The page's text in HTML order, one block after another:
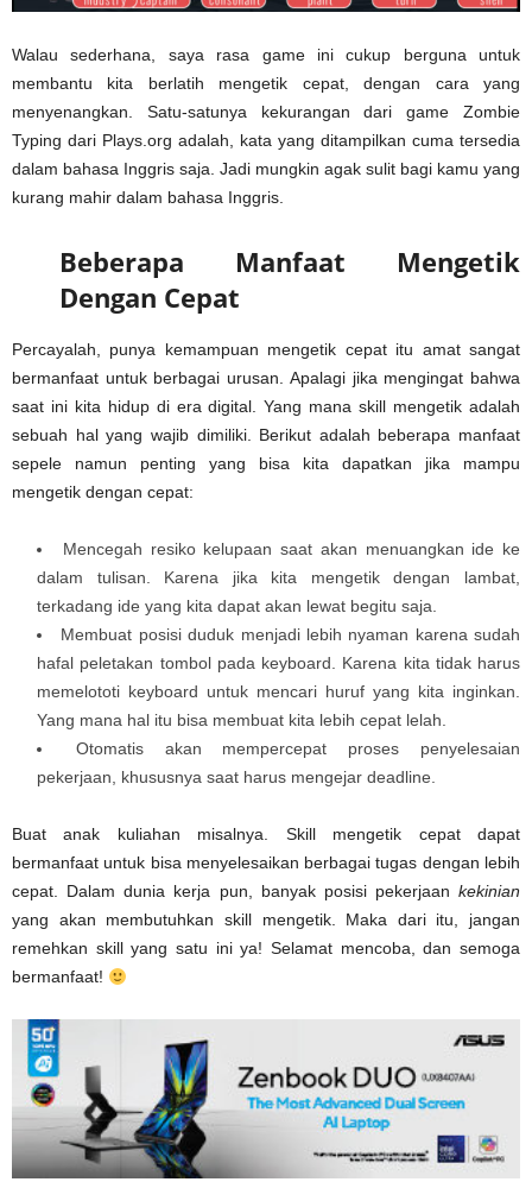
Walau sederhana, saya rasa game ini cukup berguna untuk
membantu kita berlatih mengetik cepat, dengan cara yang
menyenangkan. Satu-satunya kekurangan dari game Zombie
Typing dari Plays.org adalah, kata yang ditampilkan cuma tersedia
dalam bahasa Inggris saja. Jadi mungkin agak sulit bagi kamu yang
kurang mahir dalam bahasa Inggris.
Beberapa Manfaat Mengetik
Dengan Cepat
Percayalah, punya kemampuan mengetik cepat itu amat sangat
bermanfaat untuk berbagai urusan. Apalagi jika mengingat bahwa
saat ini kita hidup di era digital. Yang mana skill mengetik adalah
sebuah hal yang wajib dimiliki. Berikut adalah beberapa manfaat
sepele namun penting yang bisa kita dapatkan jika mampu
mengetik dengan cepat:
Mencegah resiko kelupaan saat akan menuangkan ide ke
dalam tulisan. Karena jika kita mengetik dengan lambat,
terkadang ide yang kita dapat akan lewat begitu saja.
Membuat posisi duduk menjadi lebih nyaman karena sudah
hafal peletakan tombol pada keyboard. Karena kita tidak harus
memelototi keyboard untuk mencari huruf yang kita inginkan.
Yang mana hal itu bisa membuat kita lebih cepat lelah.
Otomatis akan mempercepat proses penyelesaian
pekerjaan, khususnya saat harus mengejar deadline.
Buat anak kuliahan misalnya. Skill mengetik cepat dapat
bermanfaat untuk bisa menyelesaikan berbagai tugas dengan lebih
cepat. Dalam dunia kerja pun, banyak posisi pekerjaan kekinian
yang akan membutuhkan skill mengetik. Maka dari itu, jangan
remehkan skill yang satu ini ya! Selamat mencoba, dan semoga
bermanfaat!